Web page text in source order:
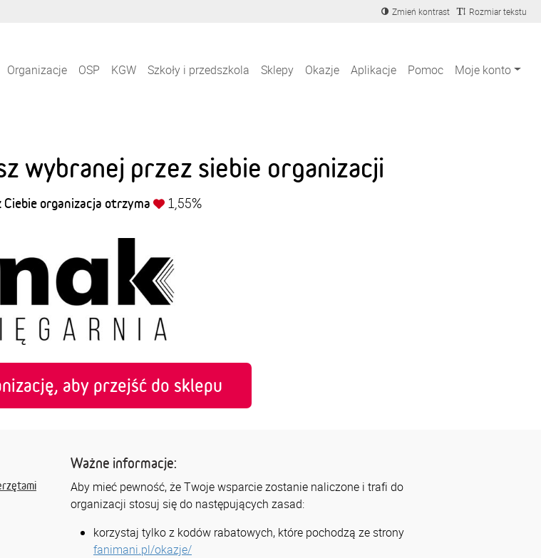
Zmień kontrast Rozmiar tekstu
Organizacje OSP KGW Szkoły i przedszkola Sklepy Okazje Aplikacje Pomoc Moje konto
wybranej przez siebie organizacji
organizacja otrzyma 1,55%
aby przejść do sklepu
Ważne informacje:
Aby mieć pewność, że Twoje wsparcie zostanie naliczone i trafi do
organizacji stosuj się do następujących zasad:
korzystaj tylko z kodów rabatowych, które pochodzą ze strony
fanimani.pl/okazje/